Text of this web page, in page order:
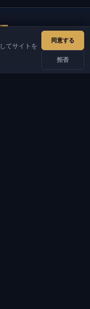
ウェアのインストール
います。
てサイトを
同意する
拒否